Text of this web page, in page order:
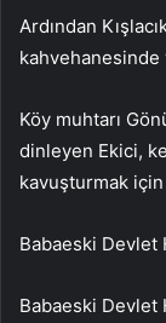
Ardından
Köy muhtarı
dinleyen Ekici,
kavuşturmak için
Babaeski Devlet
Babaeski Devlet